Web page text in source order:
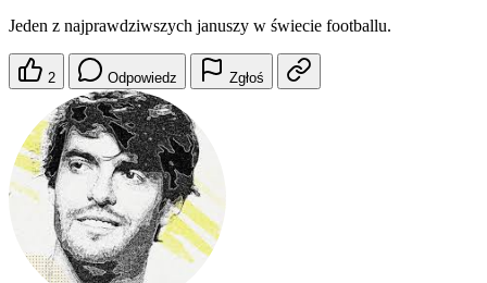
Jeden z najprawdziwszych januszy w świecie footballu.
2 Odpowiedz Zgłoś